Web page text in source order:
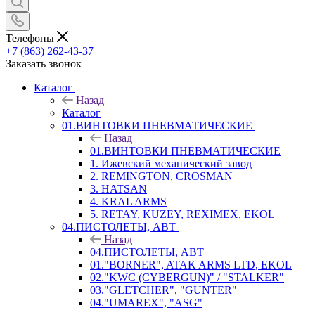
Телефоны
+7 (863) 262-43-37
Заказать звонок
Каталог
Назад
Каталог
01.ВИНТОВКИ ПНЕВМАТИЧЕСКИЕ
Назад
01.ВИНТОВКИ ПНЕВМАТИЧЕСКИЕ
1. Ижевский механический завод
2. REMINGTON, CROSMAN
3. HATSAN
4. KRAL ARMS
5. RETAY, KUZEY, REXIMEX, EKOL
04.ПИСТОЛЕТЫ, АВТ
Назад
04.ПИСТОЛЕТЫ, АВТ
01."BORNER", ATAK ARMS LTD, EKOL
02."KWC (CYBERGUN)" / "STALKER"
03."GLETCHER", "GUNTER"
04."UMAREX", "ASG"